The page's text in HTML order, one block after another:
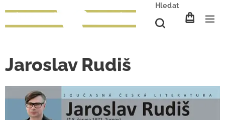
Hledat
Jaroslav Rudiš